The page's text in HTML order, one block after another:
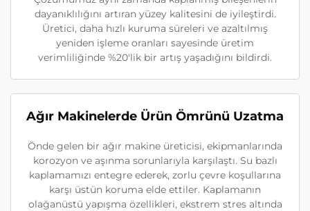
dayanıklılığını artıran yüzey kalitesini de iyileştirdi.
Üretici, daha hızlı kuruma süreleri ve azaltılmış
yeniden işleme oranları sayesinde üretim
verimliliğinde %20'lik bir artış yaşadığını bildirdi.
Ağır Makinelerde Ürün Ömrünü Uzatma
Önde gelen bir ağır makine üreticisi, ekipmanlarında
korozyon ve aşınma sorunlarıyla karşılaştı. Su bazlı
kaplamamızı entegre ederek, zorlu çevre koşullarına
karşı üstün koruma elde ettiler. Kaplamanın
olağanüstü yapışma özellikleri, ekstrem stres altında